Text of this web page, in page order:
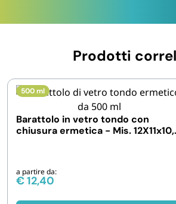
Prodotti
500 ml
Barattolo in vetro tondo con
chiusura ermetica - Mis.
a partire da:
€12,40